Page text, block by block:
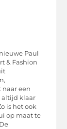
Paul
& Fashion
naar een
altijd klaar
is het ook
op maat te